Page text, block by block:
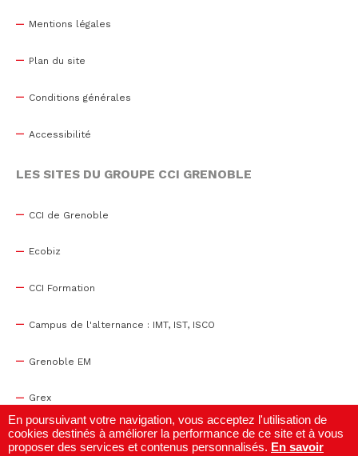
Mentions légales
Plan du site
Conditions générales
Accessibilité
LES SITES DU GROUPE CCI GRENOBLE
CCI de Grenoble
Ecobiz
CCI Formation
Campus de l'alternance : IMT, IST, ISCO
Grenoble EM
Grex
WTC Grenoble
En poursuivant votre navigation, vous acceptez l'utilisation de
cookies destinés à améliorer la performance de ce site et à vous
proposer des services et contenus personnalisés. En savoir